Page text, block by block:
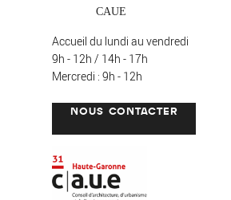
Accueil du lundi au vendredi
9h - 12h / 14h - 17h
Mercredi : 9h - 12h
NOUS CONTACTER